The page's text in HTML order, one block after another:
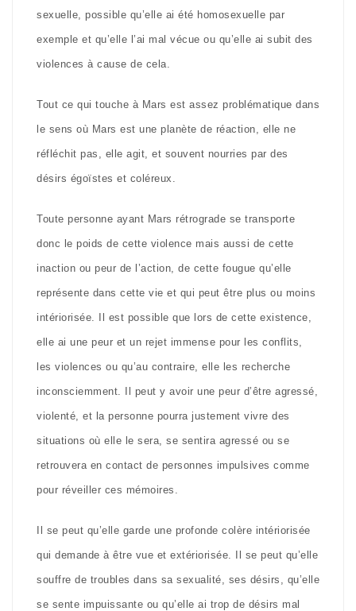
sexuelle, possible qu’elle ai été homosexuelle par
exemple et qu’elle l’ai mal vécue ou qu’elle ai subit des
violences à cause de cela.
Tout ce qui touche à Mars est assez problématique dans
le sens où Mars est une planète de réaction, elle ne
réfléchit pas, elle agit, et souvent nourries par des
désirs égoïstes et coléreux.
Toute personne ayant Mars rétrograde se transporte
donc le poids de cette violence mais aussi de cette
inaction ou peur de l’action, de cette fougue qu’elle
représente dans cette vie et qui peut être plus ou moins
intériorisée. Il est possible que lors de cette existence,
elle ai une peur et un rejet immense pour les conflits,
les violences ou qu’au contraire, elle les recherche
inconsciemment. Il peut y avoir une peur d’être agressé,
violenté, et la personne pourra justement vivre des
situations où elle le sera, se sentira agressé ou se
retrouvera en contact de personnes impulsives comme
pour réveiller ces mémoires.
Il se peut qu’elle garde une profonde colère intériorisée
qui demande à être vue et extériorisée. Il se peut qu’elle
souffre de troubles dans sa sexualité, ses désirs, qu’elle
se sente impuissante ou qu’elle ai trop de désirs mal